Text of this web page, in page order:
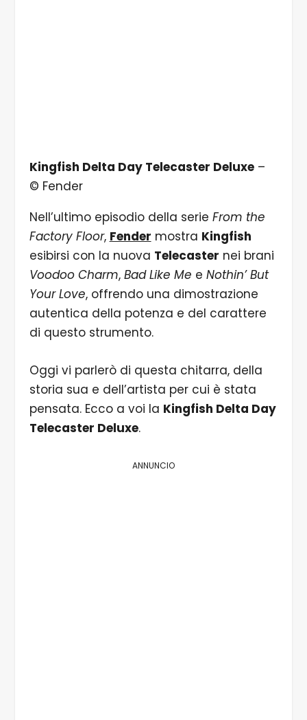
Kingfish Delta Day Telecaster Deluxe–
© Fender
Nell’ultimo episodio della serie From the
Factory Floor, Fender mostra Kingfish
esibirsi con la nuova Telecaster nei brani
Voodoo Charm, Bad Like Me e Nothin’ But
Your Love, offrendo una dimostrazione
autentica della potenza e del carattere
di questo strumento.
Oggi vi parlerò di questa chitarra, della
storia sua e dell’artista per cui è stata
pensata. Ecco a voi la Kingfish Delta Day
Telecaster Deluxe.
ANNUNCIO